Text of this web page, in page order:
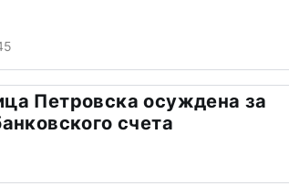
Петровска осуждена за
счета